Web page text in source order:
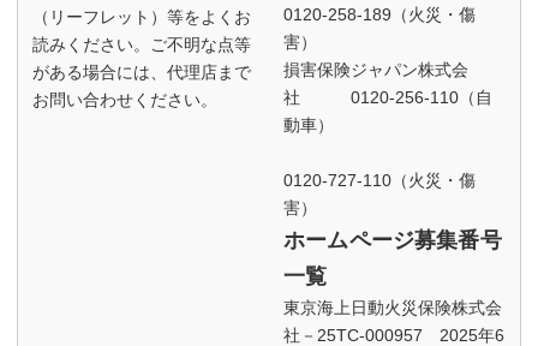
（リーフレット）等をよくお
読みください。ご不明な点等
がある場合には、代理店まで
お問い合わせください。
0120-258-189（火災・傷
害）
損害保険ジャパン株式会
社 0120-256-110（自
動車）
0120-727-110（火災・傷
害）
ホームページ募集番号
一覧
東京海上日動火災保険株式会
社－25TC-000957 2025年6